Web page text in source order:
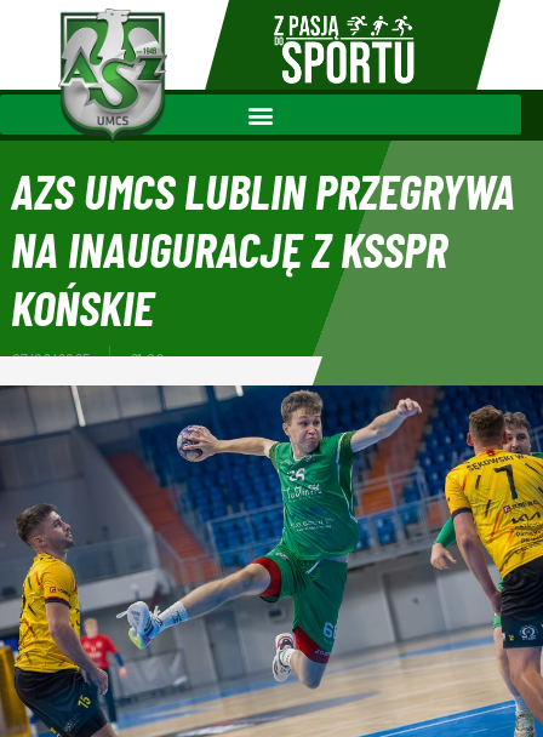
AZS UMCS LUBLIN PRZEGRYWA
NA INAUGURACJĘ Z KSSPR
KOŃSKIE
07/09/2025 21:02